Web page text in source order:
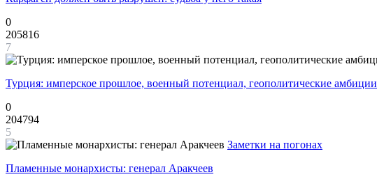
0
205816
7
Турция: имперское прошлое, военный потенциал, геополитические амбиции
0
204794
5
Заметки на погонах
Пламенные монархисты: генерал Аракчеев